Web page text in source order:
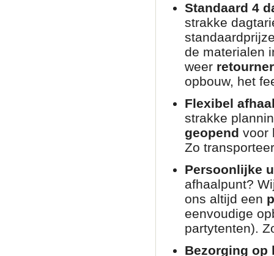
Standaard 4
strakke
de materialen
weer
opbouw, het
Flexibel
strakke
geopend voor
Zo
Persoonlijke
afhaalpunt?
ons altijd een
eenvoudige
partytenten).
Bezorging op